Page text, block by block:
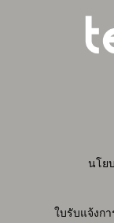
นโย
ใบรับแจ้งก